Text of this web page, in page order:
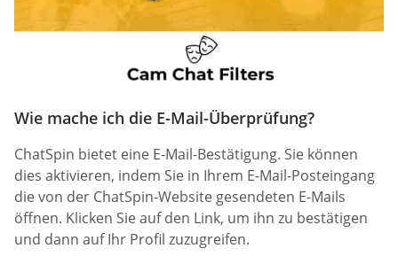
Wie mache ich die E-Mail-Überprüfung?
ChatSpin bietet eine E-Mail-Bestätigung. Sie können
dies aktivieren, indem Sie in Ihrem E-Mail-Posteingang
die von der ChatSpin-Website gesendeten E-Mails
öffnen. Klicken Sie auf den Link, um ihn zu bestätigen
und dann auf Ihr Profil zuzugreifen.